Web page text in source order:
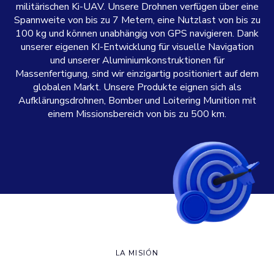
militärischen Ki-UAV. Unsere Drohnen verfügen über eine
Spannweite von bis zu 7 Metern, eine Nutzlast von bis zu
100 kg und können unabhängig von GPS navigieren. Dank
unserer eigenen KI-Entwicklung für visuelle Navigation
und unserer Aluminiumkonstruktionen für
Massenfertigung, sind wir einzigartig positioniert auf dem
globalen Markt. Unsere Produkte eignen sich als
Aufklärungsdrohnen, Bomber und Loitering Munition mit
einem Missionsbereich von bis zu 500 km.
LA MISIÓN